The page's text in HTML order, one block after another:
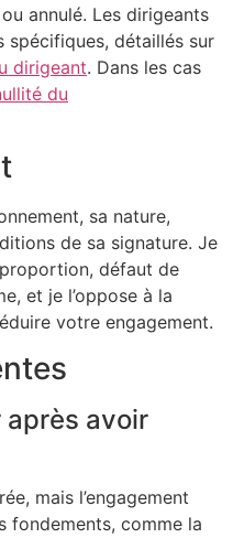
annulé. Les dirigeants
spécifiques, détaillés sur
dirigeant. Dans les cas
du
sa nature,
de sa signature. Je
défaut de
et je l’oppose à la
votre engagement.
avoir
mais l’engagement
fondements, comme la